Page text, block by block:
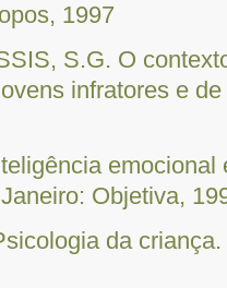
1997
S.G. O
infratores e
emocional
Objetiva,
da